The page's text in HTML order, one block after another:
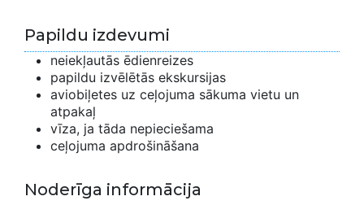
Papildu izdevumi
neiekļautās ēdienreizes
papildu izvēlētās ekskursijas
aviobiļetes uz ceļojuma sākuma vietu un
atpakaļ
vīza, ja tāda nepieciešama
ceļojuma apdrošināšana
Noderīga informācija